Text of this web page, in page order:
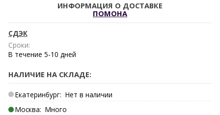
ИНФОРМАЦИЯ О ДОСТАВКЕ
ПОМОНА
СДЭК
Сроки:
В течение 5-10 дней
НАЛИЧИЕ НА СКЛАДЕ:
Екатеринбург: Нет в наличии
Москва: Много